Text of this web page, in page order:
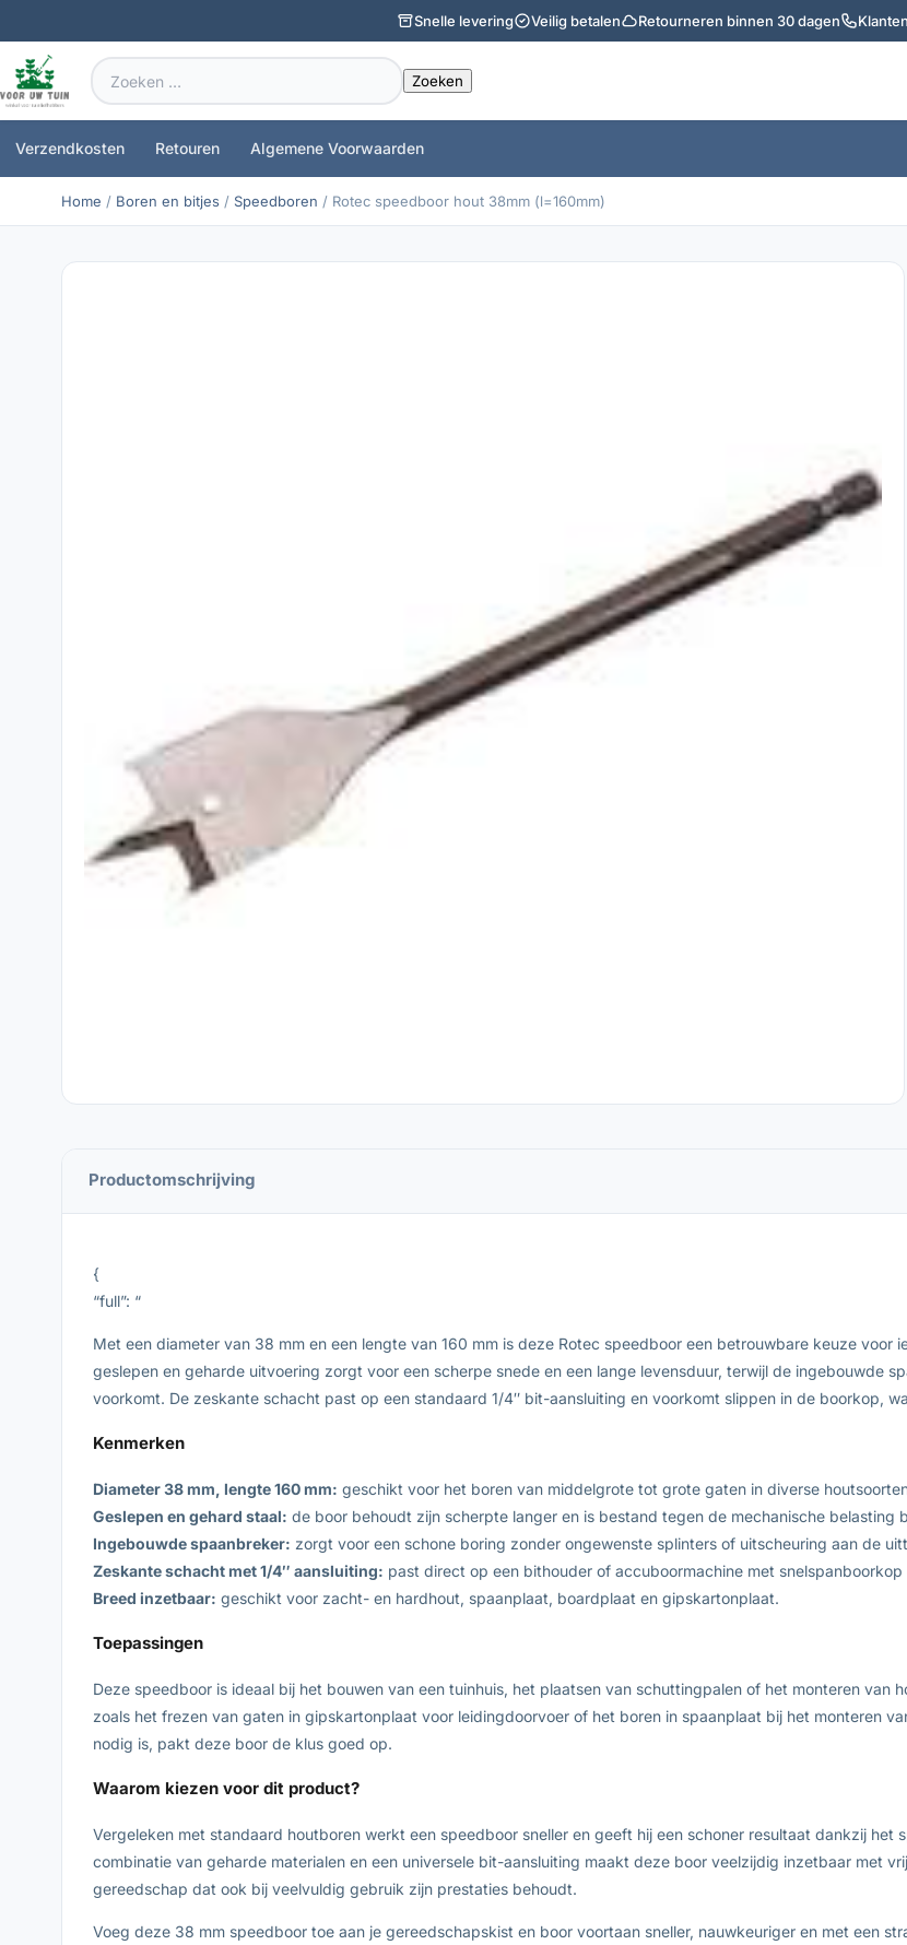
Snelle levering Veilig betalen Retourneren binnen 30 dagen
Zoeken
naar:
Verzendkosten Retouren Algemene Voorwaarden
Home / Boren en bitjes / Speedboren / Rotec speedboor hout 38mm (l=160mm)
Productomschrijving
{
“full”: “
Met een diameter van 38 mm en een lengte van 160 mm is deze Rotec speedboor een betrouwbare keuze voor
geslepen en geharde uitvoering zorgt voor een scherpe snede en een lange levensduur, terwijl de ingebouwde
voorkomt. De zeskante schacht past op een standaard 1/4″ bit-aansluiting en voorkomt slippen in de boorkop,
Kenmerken
Diameter 38 mm, lengte 160 mm: geschikt voor het boren van middelgrote tot grote gaten in diverse
Geslepen en gehard staal: de boor behoudt zijn scherpte langer en is bestand tegen de mechanische belasting
Ingebouwde spaanbreker: zorgt voor een schone boring zonder ongewenste splinters of uitscheuring aan de
Zeskante schacht met 1/4″ aansluiting: past direct op een bithouder of accuboormachine met
Breed inzetbaar: geschikt voor zacht- en hardhout, spaanplaat, boardplaat en gipskartonplaat.
Toepassingen
Deze speedboor is ideaal bij het bouwen van een tuinhuis, het plaatsen van schuttingpalen of het monteren van
zoals het frezen van gaten in gipskartonplaat voor leidingdoorvoer of het boren in spaanplaat bij het monteren
nodig is, pakt deze boor de klus goed op.
Waarom kiezen voor dit product?
Vergeleken met standaard houtboren werkt een speedboor sneller en geeft hij een schoner resultaat dankzij
combinatie van geharde materialen en een universele bit-aansluiting maakt deze boor veelzijdig inzetbaar met
gereedschap dat ook bij veelvuldig gebruik zijn prestaties behoudt.
Voeg deze 38 mm speedboor toe aan je gereedschapskist en boor voortaan sneller, nauwkeuriger en met een